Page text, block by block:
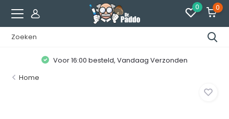
0 0
Voor 16:00 besteld, Vandaag Verzonden
Home